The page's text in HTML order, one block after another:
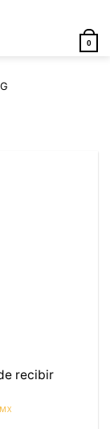
0
recibir